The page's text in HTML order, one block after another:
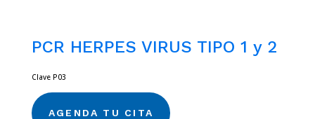
PCR HERPES VIRUS TIPO 1 y 2
Clave P03
AGENDA TU CITA